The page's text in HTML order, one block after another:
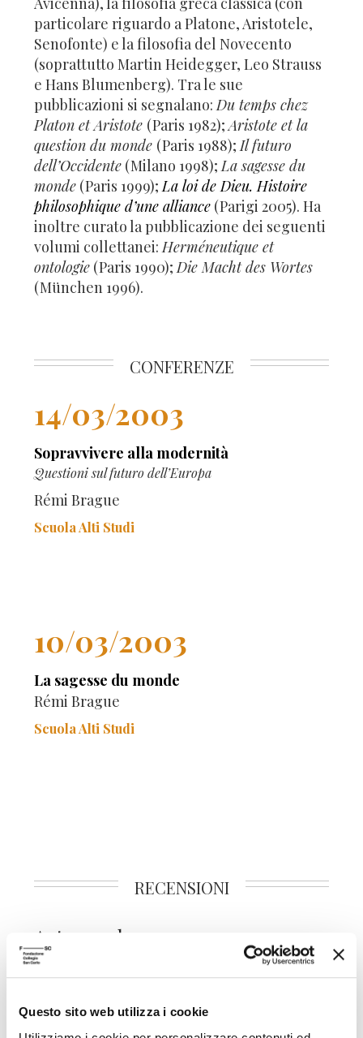
Questo sito web utilizza i cookie
particolare riguardo a Platone, Aristotele,
Senofonte) e la filosofia del Novecento
(soprattutto Martin Heidegger, Leo Strauss
e Hans Blumenberg). Tra le sue
pubblicazioni si segnalano:Du temps chez
Platon et Aristote (Paris 1982);Aristote et la
question du monde (Paris 1988);Il futuro
dell’Occidente (Milano 1998);La sagesse du
monde (Paris 1999);La loi de Dieu. Histoire
philosophique d’une alliance (Parigi 2005). Ha
inoltre curato la pubblicazione dei seguenti
volumi collettanei:Herméneutique et
ontologie (Paris 1990);Die Macht des Wortes
(München 1996).
CONFERENZE
14/03/2003
Sopravvivere alla modernità
Questioni sul futuro dell’Europa
Rémi Brague
Scuola Alti Studi
10/03/2003
La sagesse du monde
Rémi Brague
Scuola Alti Studi
RECENSIONI
Autore volume
Histoire philosophique d'une alliance